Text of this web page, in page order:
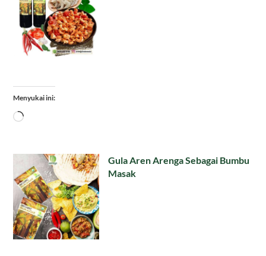
Menyukai ini:
Memuat...
Gula Aren Arenga Sebagai Bumbu
Masak